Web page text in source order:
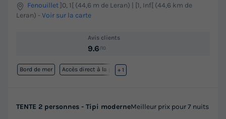
Fenouillet]0, 1[ (44,6 m de Leran) | [1, Inf[ (44,6 km de
Leran) - Voir sur la carte
Avis clients
9.6/10
Bord de mer Accès direct à la plage
+ 1
TENTE 2 personnes - Tipi moderneMeilleur prix pour 7 nuits